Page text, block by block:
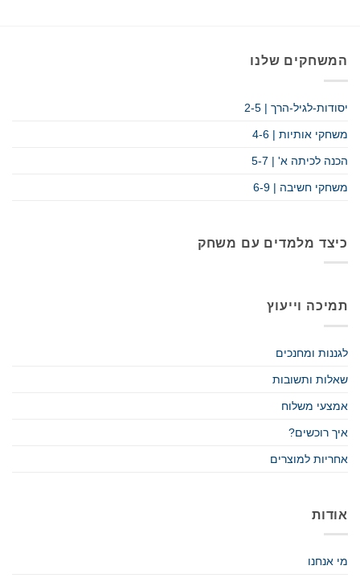
המשחקים שלנו
יסודות-לגיל-הרך | 2-5
משחקי אותיות | 4-6
הכנה לכיתה א' | 5-7
משחקי חשיבה | 6-9
כיצד מלמדים עם משחק
תמיכה וייעוץ
לגננות ומחנכים
שאלות ותשובות
אמצעי משלוח
איך רוכשים?
אחריות למוצרים
אודות
מי אנחנו